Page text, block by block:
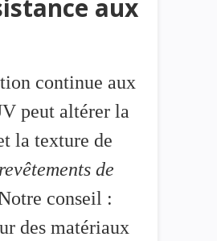
aux
continue aux
peut altérer la
la texture de
revêtements de
conseil :
des matériaux